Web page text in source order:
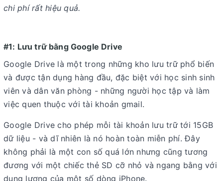
chi phí rất hiệu quả.
#1: Lưu trữ bằng Google Drive
Google Drive là một trong những kho lưu trữ phổ biến
và được tận dụng hàng đầu, đặc biệt với học sinh sinh
viên và dân văn phòng - những người học tập và làm
việc quen thuộc với tài khoản gmail.
Google Drive cho phép mỗi tài khoản lưu trữ tới 15GB
dữ liệu - và dĩ nhiên là nó hoàn toàn miễn phí. Đây
không phải là một con số quá lớn nhưng cũng tương
đương với một chiếc thẻ SD cỡ nhỏ và ngang bằng với
dung lượng của một số dòng iPhone.